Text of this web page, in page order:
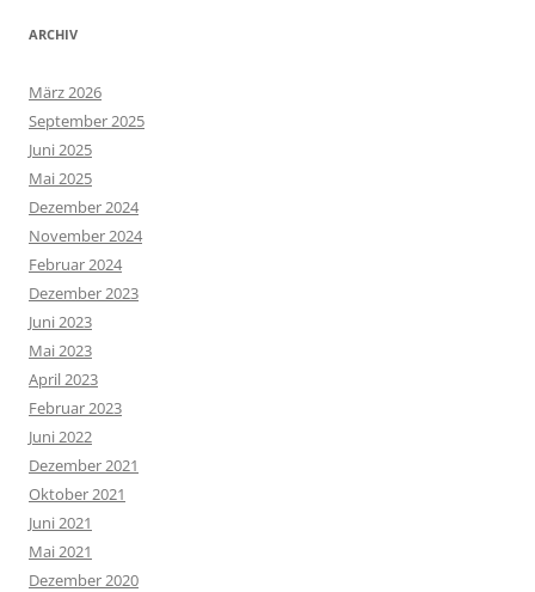
ARCHIV
März 2026
September 2025
Juni 2025
Mai 2025
Dezember 2024
November 2024
Februar 2024
Dezember 2023
Juni 2023
Mai 2023
April 2023
Februar 2023
Juni 2022
Dezember 2021
Oktober 2021
Juni 2021
Mai 2021
Dezember 2020